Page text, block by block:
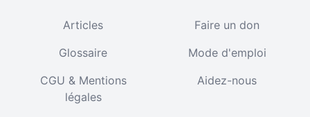
Articles
Faire un don
Glossaire
Mode d'emploi
CGU & Mentions
légales
Aidez-nous